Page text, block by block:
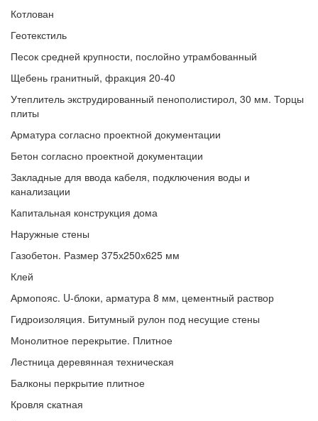
Котлован
Геотекстиль
Песок средней крупности, послойно утрамбованный
Щебень гранитный, фракция 20-40
Утеплитель экструдированный пенополистирол, 30 мм. Торцы
плиты
Арматура согласно проектной документации
Бетон согласно проектной документации
Закладные для ввода кабеля, подключения воды и
канализации
Капитальная конструкция дома
Наружные стены
Газобетон. Размер 375х250х625 мм
Клей
Армопояс. U-блоки, арматура 8 мм, цементный раствор
Гидроизоляция. Битумный рулон под несущие стены
Монолитное перекрытие. Плитное
Лестница деревянная техническая
Балконы перкрытие плитное
Кровля скатная